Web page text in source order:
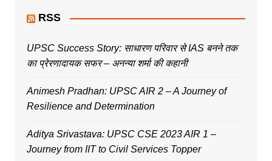
RSS
UPSC Success Story: साधारण परिवार से IAS बनने तक
का प्रेरणादायक सफर – अनन्या शर्मा की कहानी
Animesh Pradhan: UPSC AIR 2 – A Journey of
Resilience and Determination
Aditya Srivastava: UPSC CSE 2023 AIR 1 –
Journey from IIT to Civil Services Topper